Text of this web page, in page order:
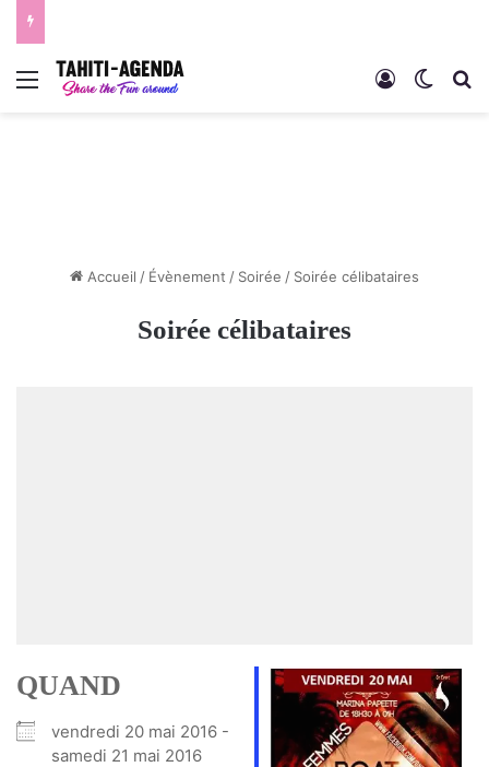
Menu Connexion
Accueil / Évènement / Soirée / Soirée célibataires
Soirée célibataires
QUAND
vendredi 20 mai 2016 -
samedi 21 mai 2016